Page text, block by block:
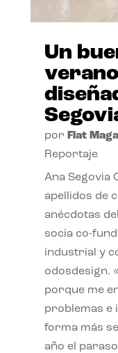
Un
por Flat
Reportaje
Ana Segovia
apellidos de
anécdotas
socia co-
industrial y
odosdesign.
porque me
problemas e
forma más
año el